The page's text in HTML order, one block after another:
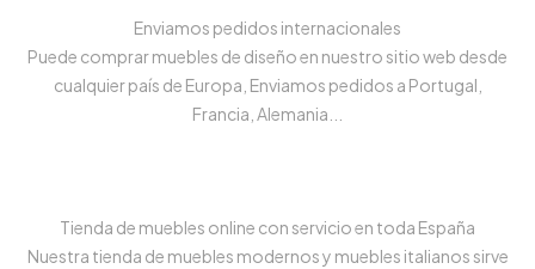
Enviamos pedidos internacionales
Puede comprar muebles de diseño en nuestro sitio web desde
cualquier país de Europa, Enviamos pedidos a Portugal,
Francia, Alemania...
Tienda de muebles online con servicio en toda España
Nuestra tienda de muebles modernos y muebles italianos sirve